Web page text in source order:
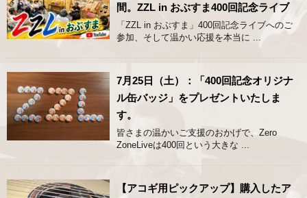
間。ZZL in おぶすま400回記念ライブ
「ZZL in おぶすま」400回記念ライブへのご
参加、そして温かい応援を本当に ...
7月25日（土）：「400回記念オリジナ
ル缶バッジ」をプレゼントいたしま
す。
皆さまの温かいご支援のおかげで、Zero
ZoneLiveは400回という大きな ...
【アコギ用ピックアップ】購入したア